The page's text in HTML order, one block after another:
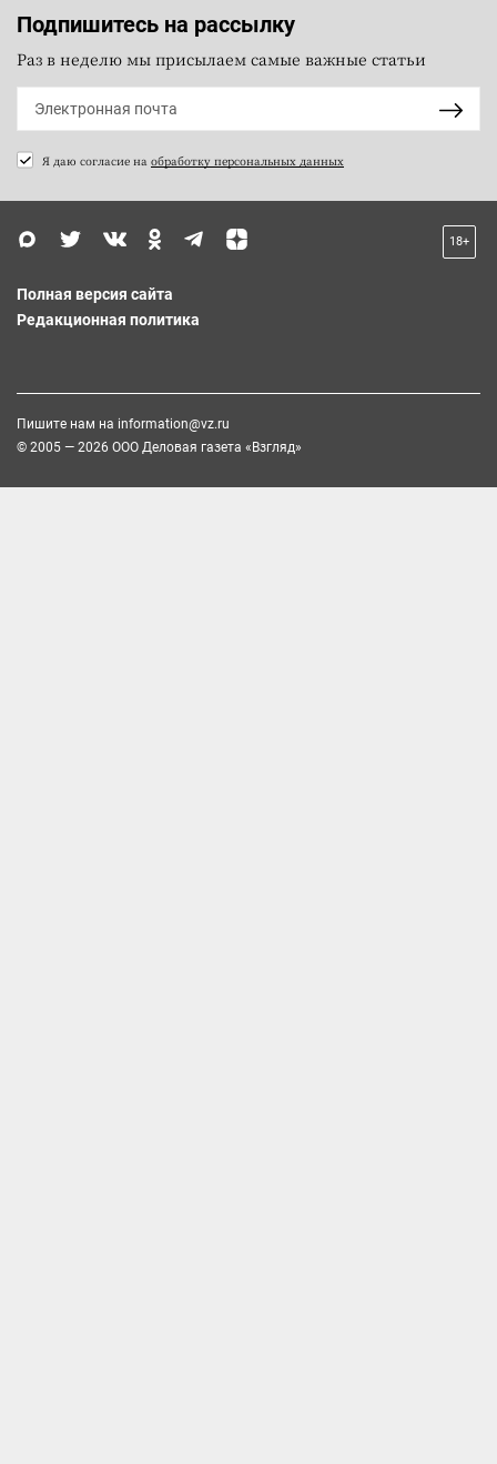
Подпишитесь на рассылку
Раз в неделю мы присылаем самые важные статьи
Я даю согласие на обработку персональных данных
18+
Полная версия сайта
Редакционная политика
Пишите нам на information@vz.ru
© 2005 — 2026 ООО Деловая газета «Взгляд»